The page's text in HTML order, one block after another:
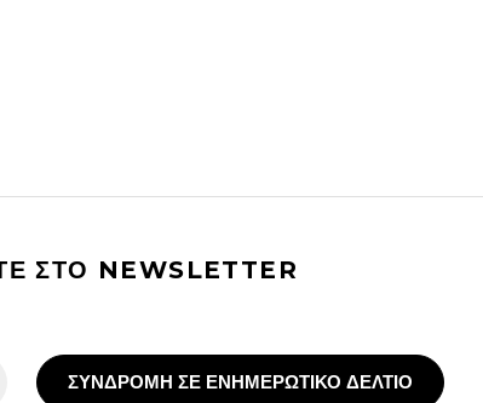
ΣΤΟ NEWSLETTER
ΣΥΝΔΡΟΜΗ ΣΕ ΕΝΗΜΕΡΩΤΙΚΟ ΔΕΛΤΙΟ